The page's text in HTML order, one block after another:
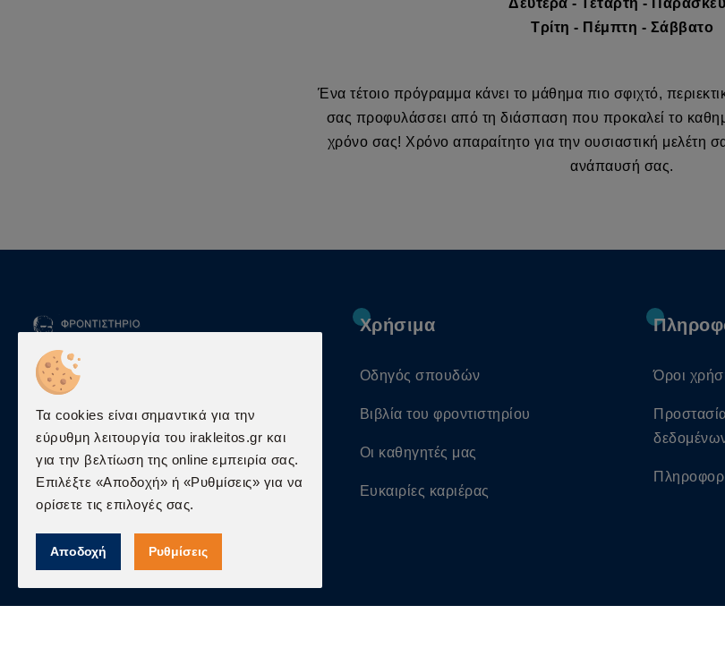
Δευτέρα - Τετάρτη -
Τρίτη - Πέμπτη - Σάββατο
Ένα τέτοιο πρόγραμμα κάνει το μάθημα πιο σφιχτό,
σας προφυλάσσει από τη διάσπαση που προκαλεί το
χρόνο σας! Χρόνο απαραίτητο για την ουσιαστική μελέτη
ανάπαυσή σας.
mail@irakleitos.gr
Κωλέττη 19-21, Αθήνα,
106 81
Χρήσιμα
Οδηγός σπουδών
Βιβλία του φροντιστηρίου
Οι καθηγητές μας
Ευκαιρίες καριέρας
Όροι
Τα cookies είναι σημαντικά για την
εύρυθμη λειτουργία του irakleitos.gr και
για την βελτίωση της online εμπειρία σας.
Επιλέξτε «Αποδοχή» ή «Ρυθμίσεις» για να
ορίσετε τις επιλογές σας.
Αποδοχή Ρυθμίσεις